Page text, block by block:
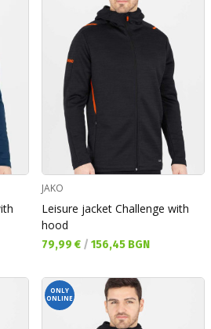
JAKO
Leisure jacket Challenge with
hood
Текуща цена:
79,99 € / 156,45 BGN
ONLY
ONLINE